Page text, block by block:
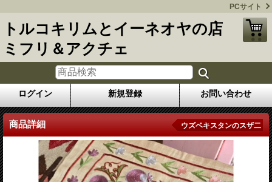
PCサイト
トルコキリムとイーネオヤの店
ミフリ＆アクチェ
ログイン 新規登録 お問い合わせ
商品詳細 ウズベキスタンのスザ二